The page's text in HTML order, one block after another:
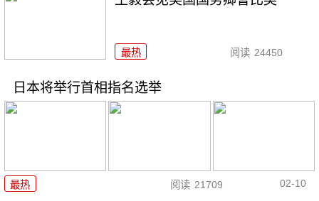
最热 阅读 24450
日本将举行首相指名选举
最热 阅读 21709 02-10